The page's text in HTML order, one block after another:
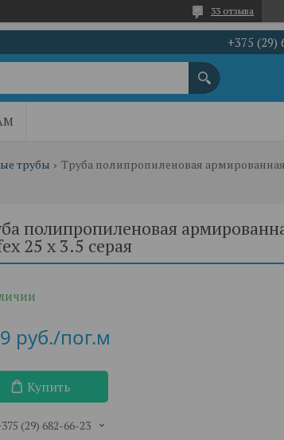
33 отзыва
+375 (29)
трубы
полипропиленовая
25 х 3.5 серая
руб./пог.м
Купить
(29) 682-66-23